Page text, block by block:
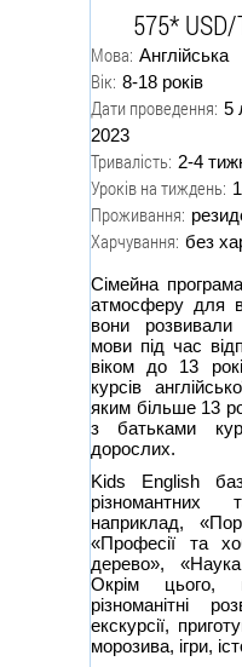
575*
Мова: Англійська
Вік: 8-18 років
Дати проведення: 5
2023
Тривалість: 2-4
Уроків на тиждень:
Проживання:
Харчування: без
Сімейна
атмосферу для
вони розвивали
мови під час
віком до 13
курсів
яким більше 13
з батьками
дорослих.
Kids English
наприклад,
«Професії та
дерево»,
Окрім цього,
різноманітні
екскурсії,
морозива, ігри,